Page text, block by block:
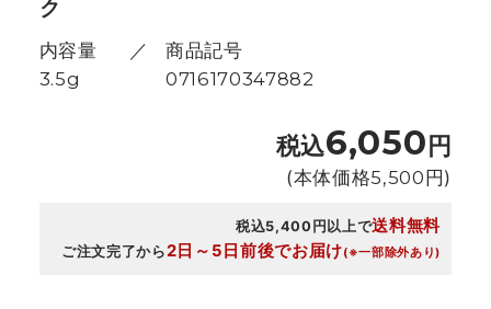
ク
内容量
3.5g
商品記号
0716170347882
税込6,050円
(本体価格5,500円)
税込5,400円以上で送料無料
ご注文完了から2日～5日前後でお届け(※一部除外あり)